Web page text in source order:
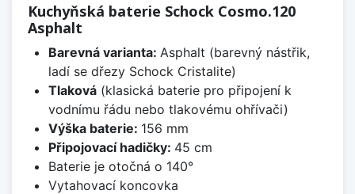
Kuchyňská baterie Schock Cosmo.120
Asphalt
Barevná varianta: Asphalt (barevný nástřik,
ladí se dřezy Schock Cristalite)
Tlaková(klasická baterie pro připojení k
vodnímu řádu nebo tlakovému ohřívači)
Výška baterie: 156 mm
Připojovací hadičky: 45 cm
Baterie je otočná o 140°
Vytahovací koncovka